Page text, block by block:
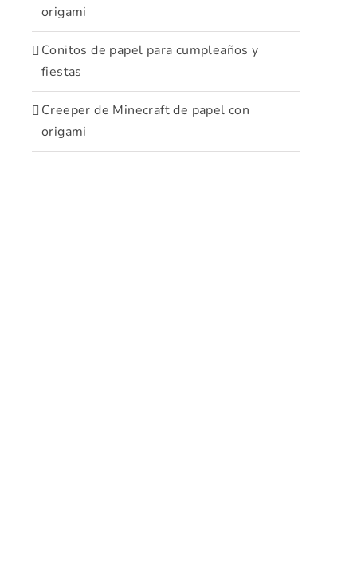
origami
Conitos de papel para cumpleaños y
fiestas
Creeper de Minecraft de papel con
origami